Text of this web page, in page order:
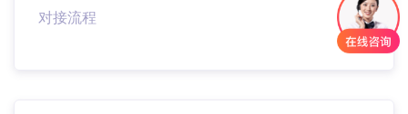
对接流程